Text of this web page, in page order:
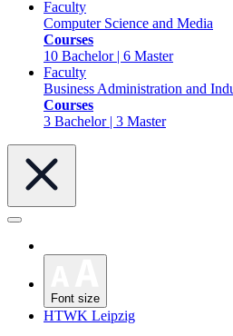
Faculty
Computer Science and Media
Courses
10 Bachelor | 6 Master
Faculty
Business Administration and
Courses
3 Bachelor | 3 Master
Font size
HTWK Leipzig